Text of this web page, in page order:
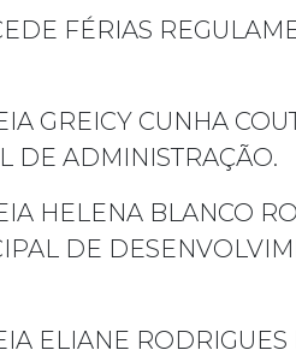
FÉRIAS
GREICY CUNHA
DE ADMINISTRAÇÃO.
HELENA BLANCO
DE
ELIANE RODRIGUES